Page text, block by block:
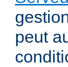
peut